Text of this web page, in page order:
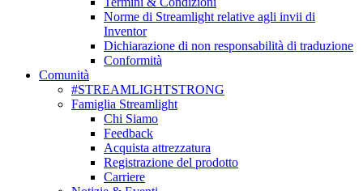
Norme di Streamlight relative agli invii di
Inventor
Dichiarazione di non responsabilità di traduzione
Conformità
Comunità
#STREAMLIGHTSTRONG
Famiglia Streamlight
Chi Siamo
Feedback
Acquista attrezzatura
Registrazione del prodotto
Carriere